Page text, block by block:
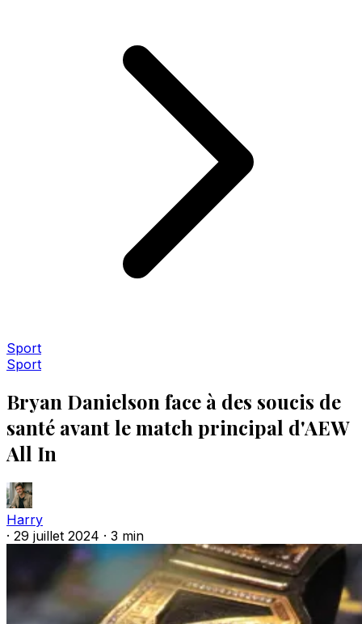
Sport
Sport
Bryan Danielson face à des soucis de
santé avant le match principal d'AEW
All In
Harry
· 29 juillet 2024 · 3 min